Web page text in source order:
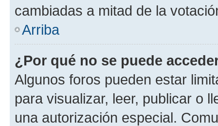
cambiadas a mitad de la
Arriba
¿Por qué no se puede
Algunos foros pueden estar
para visualizar, leer, publicar o
una autorización especial.